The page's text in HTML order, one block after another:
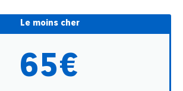
Le moins cher
65€